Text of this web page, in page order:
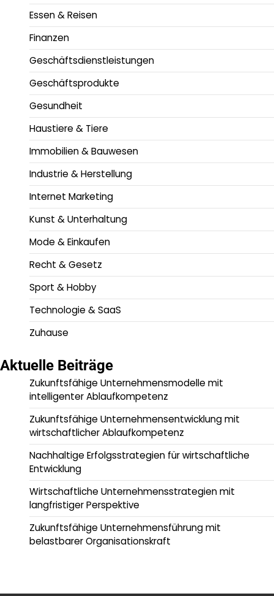
Essen & Reisen
Finanzen
Geschäftsdienstleistungen
Geschäftsprodukte
Gesundheit
Haustiere & Tiere
Immobilien & Bauwesen
Industrie & Herstellung
Internet Marketing
Kunst & Unterhaltung
Mode & Einkaufen
Recht & Gesetz
Sport & Hobby
Technologie & SaaS
Zuhause
Aktuelle Beiträge
Zukunftsfähige Unternehmensmodelle mit
intelligenter Ablaufkompetenz
Zukunftsfähige Unternehmensentwicklung mit
wirtschaftlicher Ablaufkompetenz
Nachhaltige Erfolgsstrategien für wirtschaftliche
Entwicklung
Wirtschaftliche Unternehmensstrategien mit
langfristiger Perspektive
Zukunftsfähige Unternehmensführung mit
belastbarer Organisationskraft